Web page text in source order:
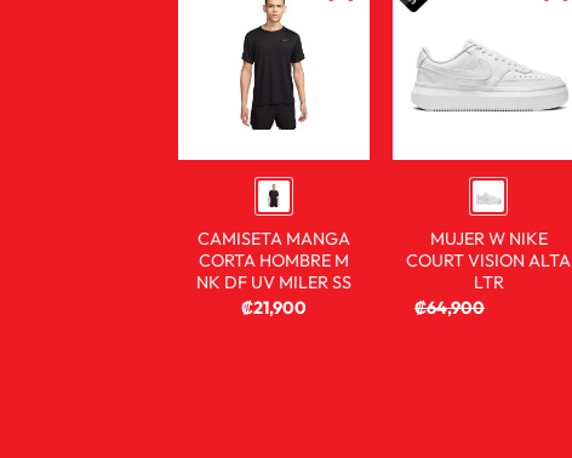
CAMISETA MANGA
CORTA HOMBRE M
NK DF UV MILER SS
₡21,900
MUJER W NIKE
COURT VISION ALTA
LTR
₡64,900